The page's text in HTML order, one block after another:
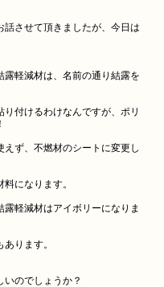
させて頂きましたが、今日は
軽減材は、名前の通り結露を
付けるわけなんですが、ポリ
ず、不燃材のシートに変更し
になります。
軽減材はアイボリーになりま
ります。
のでしょうか？